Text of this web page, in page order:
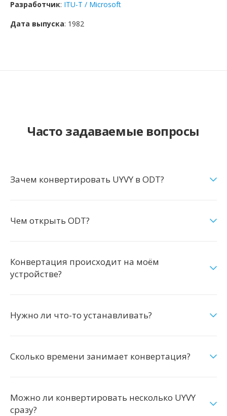
Разработчик: ITU-T / Microsoft
Дата выпуска: 1982
Часто задаваемые вопросы
Зачем конвертировать UYVY в ODT?
Чем открыть ODT?
Конвертация происходит на моём
устройстве?
Нужно ли что-то устанавливать?
Сколько времени занимает конвертация?
Можно ли конвертировать несколько UYVY
сразу?